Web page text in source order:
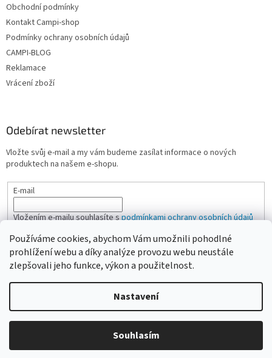
Používáme cookies, abychom Vám umožnili pohodlné
prohlížení webu a díky analýze provozu webu neustále
zlepšovali jeho funkce, výkon a použitelnost.
Nastavení
Souhlasím
Vážení zákazníci, pokud na eshopu nenajdete žádanou položku,
Obchodní podmínky
Kontakt Campi-shop
Podmínky ochrany osobních údajů
CAMPI-BLOG
Reklamace
Vrácení zboží
Odebírat newsletter
Vložte svůj e-mail a my vám budeme zasílat informace o nových
produktech na našem e-shopu.
E-mail
Vložením e-mailu souhlasíte spodmínkami ochrany osobních údajů
PŘIHLÁSIT SE
Vytvořil Shoptet
CAMPI-SHOP.cz. Všechna práva vyhrazena.